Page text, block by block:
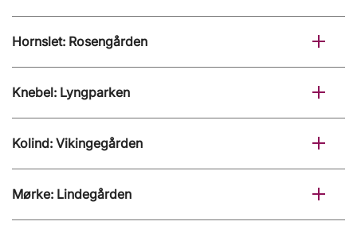
Hornslet: Rosengården
Knebel: Lyngparken
Kolind: Vikingegården
Mørke: Lindegården